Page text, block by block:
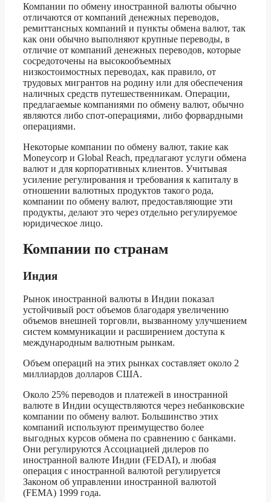
Компании по обмену иностранной валюты обычно
отличаются от компаний денежных переводов,
ремиттансных компаний и пункты обмена валют, так
как они обычно выполняют крупные переводы, в
отличие от компаний денежных переводов, которые
сосредоточены на высокообъемных
низкостоимостных переводах, как правило, от
трудовых мигрантов на родину или для обеспечения
наличных средств путешественникам. Операции,
предлагаемые компаниями по обмену валют, обычно
являются либо спот-операциями, либо форвардными
операциями.
Некоторые компании по обмену валют, такие как
Moneycorp и Global Reach, предлагают услуги обмена
валют и для корпоративных клиентов. Учитывая
усиление регулирования и требования к капиталу в
отношении валютных продуктов такого рода,
компании по обмену валют, предоставляющие эти
продукты, делают это через отдельно регулируемое
юридическое лицо.
Компании по странам
Индия
Рынок иностранной валюты в Индии показал
устойчивый рост объемов благодаря увеличению
объемов внешней торговли, вызванному улучшением
систем коммуникации и расширением доступа к
международным валютным рынкам.
Объем операций на этих рынках составляет около 2
миллиардов долларов США.
Около 25% переводов и платежей в иностранной
валюте в Индии осуществляются через небанковские
компании по обмену валют. Большинство этих
компаний используют преимущество более
выгодных курсов обмена по сравнению с банками.
Они регулируются Ассоциацией дилеров по
иностранной валюте Индии (FEDAI), и любая
операция с иностранной валютой регулируется
Законом об управлении иностранной валютой
(FEMA) 1999 года.